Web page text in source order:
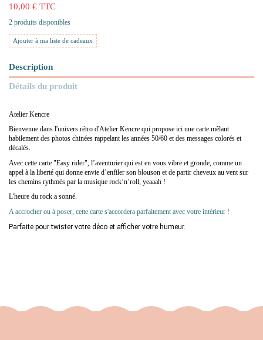
10,00 € TTC
2 produits disponibles
Ajouter à ma liste de cadeaux
Description
Détails du produit
Atelier Kencre
Bienvenue dans l'univers rétro d'Atelier Kencre qui propose ici une carte mêlant
habilement des photos chinées rappelant les années 50/60 et des messages colorés et
décalés.
Avec cette carte "Easy rider", l’aventurier qui est en vous vibre et gronde, comme un
appel à la liberté qui donne envie d’enfiler son blouson et de partir cheveux au vent sur
les chemins rythmés par la musique rock’n’roll, yeaaah !
L'heure du rock a sonné.
A accrocher ou à poser, cette carte s'accordera parfaitement avec votre intérieur !
Parfaite pour twister votre déco et afficher votre humeur.